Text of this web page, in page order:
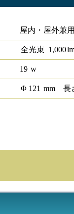
屋内・屋外兼
全光束 1,000
19 w
Φ 121 mm 長